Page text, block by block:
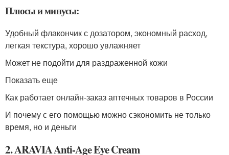
Плюсы и минусы:
Удобный флакончик с дозатором, экономный расход,
легкая текстура, хорошо увлажняет
Может не подойти для раздраженной кожи
Показать еще
Как работает онлайн-заказ аптечных товаров в России
И почему с его помощью можно сэкономить не только
время, но и деньги
2. ARAVIA Anti-Age Eye Cream